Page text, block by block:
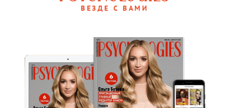
ВЕЗДЕ С ВАМИ